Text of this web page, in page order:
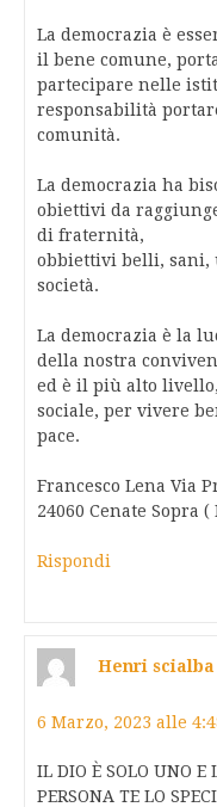
La democrazia è
il bene comune,
partecipare nelle
responsabilità
comunità.
La democrazia ha
obiettivi da
di fraternità,
obbiettivi belli, sani,
società.
La democrazia è la
della nostra
ed è il più alto
sociale, per vivere
pace.
Francesco Lena Via
24060 Cenate Sopra
Rispondi
Henri scialba
6 Marzo, 2023 alle
IL DIO È SOLO UNO E
PERSONA TE LO